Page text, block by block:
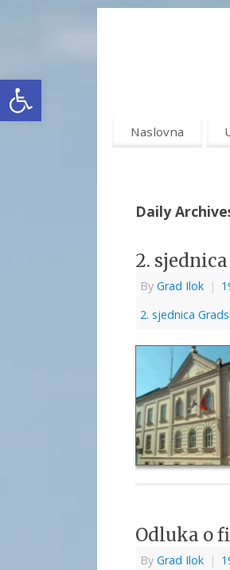
Open toolbar
Naslovna
Daily
2.
By Grad Ilok |
2. sjednica
Odluka o
By Grad Ilok |